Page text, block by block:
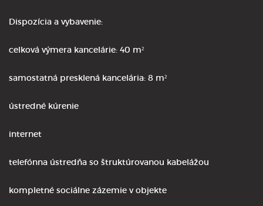
Dispozícia a vybavenie:
celková výmera kancelárie: 40 m²
samostatná presklená kancelária: 8 m²
ústredné kúrenie
internet
telefónna ústredňa so štruktúrovanou kabelážou
kompletné sociálne zázemie v objekte